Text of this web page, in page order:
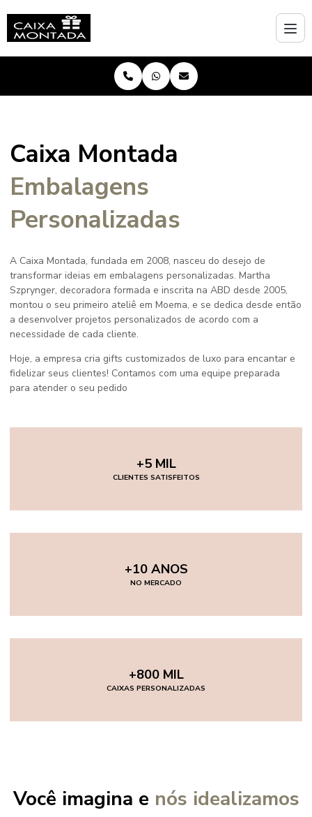
Caixa Montada
Embalagens
Personalizadas
A Caixa Montada, fundada em 2008, nasceu do desejo de
transformar ideias em embalagens personalizadas. Martha
Szprynger, decoradora formada e inscrita na ABD desde 2005,
montou o seu primeiro ateliê em Moema, e se dedica desde então
a desenvolver projetos personalizados de acordo com a
necessidade de cada cliente.
Hoje, a empresa cria gifts customizados de luxo para encantar e
fidelizar seus clientes! Contamos com uma equipe preparada
para atender o seu pedido
+5 MIL
CLIENTES SATISFEITOS
+10 ANOS
NO MERCADO
+800 MIL
CAIXAS PERSONALIZADAS
Você imagina e nós idealizamos